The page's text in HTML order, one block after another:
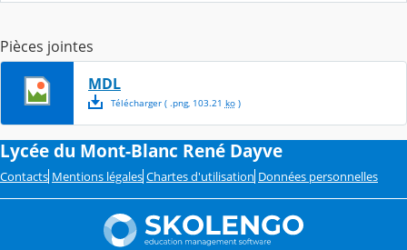
Pièces jointes
MDL
Télécharger( .png, 103.21 ko)
Lycée du Mont-Blanc René Dayve
Contacts Mentions légales Chartes d'utilisation Données personnelles